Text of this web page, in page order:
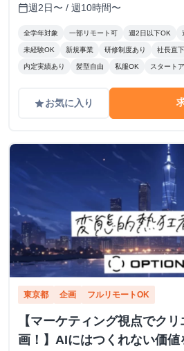
calendar_today週2日〜 / 週10時間〜
全学年対象 一部リモート可 週2日以下OK
未経験OK 新規事業 研修制度あり 社長直下
内定実績あり 髪型自由 私服OK スタート
gradeお気に入り
東京都 企画 フルリモートOK
【マーケティング視点でク
画！】AIにはつくれない価値